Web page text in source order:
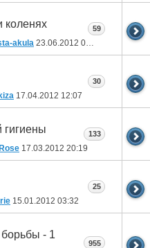
коленях
akula 23.06.2012 03:13
59
17.04.2012 12:07
30
гигиены
17.03.2012 20:19
133
15.01.2012 03:32
25
- 1
955